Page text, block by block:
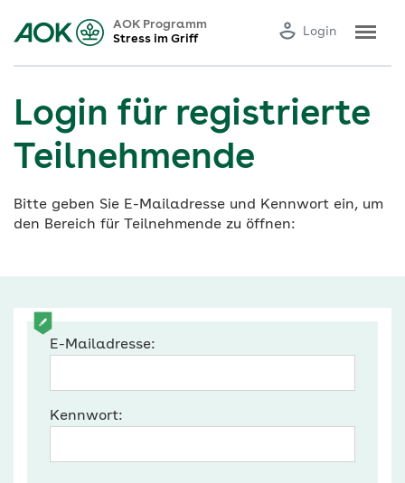
AOK Programm
Stress im Griff
Login
Login für registrierte
Teilnehmende
Bitte geben Sie E-Mailadresse und Kennwort ein, um
den Bereich für Teilnehmende zu öffnen:
E-Mailadresse:
Kennwort: